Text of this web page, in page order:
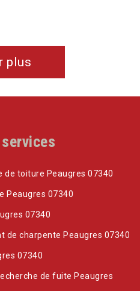
plus
de toiture Peaugres 07340
Peaugres 07340
07340
de charpente Peaugres 07340
07340
de fuite Peaugres